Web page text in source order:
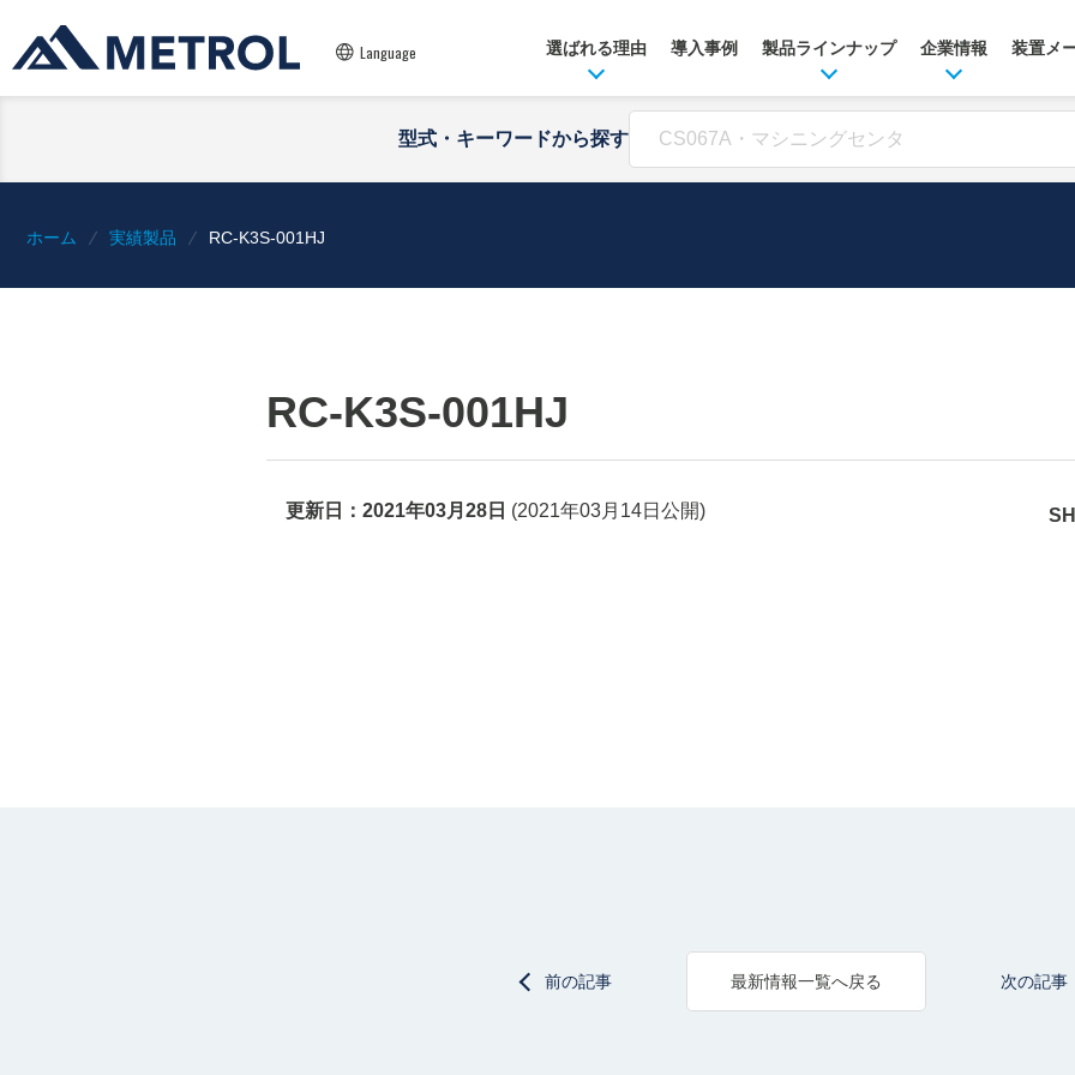
Language 選ばれる理由 導入事例 製品ラインナップ 企業情報 装置メ
型式・キーワードから探す
ホーム 実績製品 RC-K3S-001HJ
RC-K3S-001HJ
更新日： 2021年03月28日 (2021年03月14日 公開)
前の記事 最新情報一覧へ戻る 次の記事